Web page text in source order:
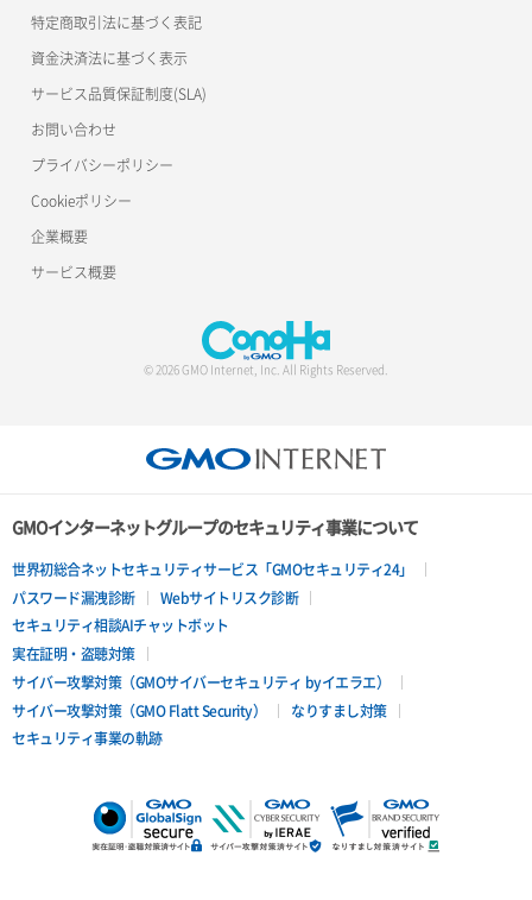
特定商取引法に基づく表記
資金決済法に基づく表示
サービス品質保証制度(SLA)
お問い合わせ
プライバシーポリシー
Cookieポリシー
企業概要
サービス概要
© 2026 GMO Internet, Inc. All Rights Reserved.
GMOインターネットグループのセキュリティ事業について
世界初総合ネットセキュリティサービス「GMOセキュリティ24」
パスワード漏洩診断
Webサイトリスク診断
セキュリティ相談AIチャットボット
実在証明・盗聴対策
サイバー攻撃対策（GMOサイバーセキュリティ byイエラエ）
サイバー攻撃対策（GMO Flatt Security）
なりすまし対策
セキュリティ事業の軌跡